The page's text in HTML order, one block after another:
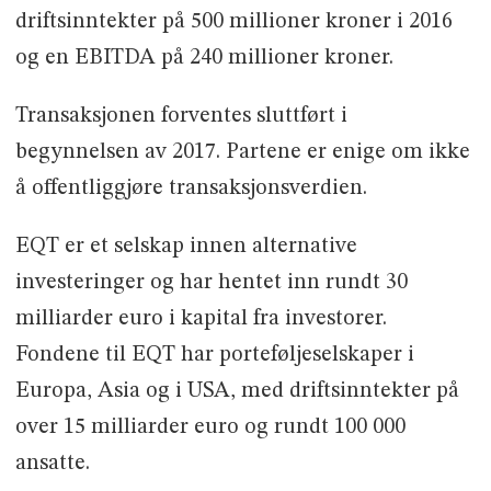
driftsinntekter på 500 millioner kroner i 2016
og en EBITDA på 240 millioner kroner.
Transaksjonen forventes sluttført i
begynnelsen av 2017. Partene er enige om ikke
å offentliggjøre transaksjonsverdien.
EQT er et selskap innen alternative
investeringer og har hentet inn rundt 30
milliarder euro i kapital fra investorer.
Fondene til EQT har porteføljeselskaper i
Europa, Asia og i USA, med driftsinntekter på
over 15 milliarder euro og rundt 100 000
ansatte.